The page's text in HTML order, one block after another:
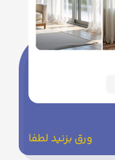
ورق بزنید لطفا